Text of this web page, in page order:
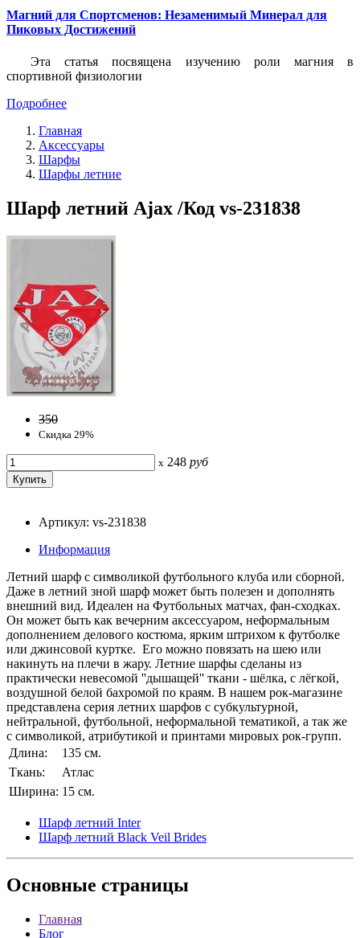
Магний для Спортсменов: Незаменимый Минерал для
Пиковых Достижений
Эта статья посвящена изучению роли магния в
спортивной физиологии
Подробнее
Главная
Аксессуары
Шарфы
Шарфы летние
Шарф летний Ajax /Код vs-231838
350
Скидка 29%
x 248 руб
Артикул: vs-231838
Информация
Летний шарф с символикой футбольного клуба или сборной.
Даже в летний зной шарф может быть полезен и дополнять
внешний вид. Идеален на Футбольных матчах, фан-сходках.
Он может быть как вечерним аксессуаром, неформальным
дополнением делового костюма, ярким штрихом к футболке
или джинсовой куртке. Его можно повязать на шею или
накинуть на плечи в жару. Летние шарфы сделаны из
практически невесомой ''дышащей'' ткани - шёлка, с лёгкой,
воздушной белой бахромой по краям. В нашем рок-магазине
представлена серия летних шарфов с субкультурной,
нейтральной, футбольной, неформальной тематикой, а так же
с символикой, атрибутикой и принтами мировых рок-групп.
Длина:
135 см.
Ткань:
Атлас
Ширина: 15 см.
Шарф летний Inter
Шарф летний Black Veil Brides
Основные страницы
Главная
Блог